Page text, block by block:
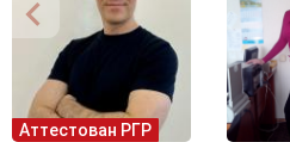
Аттестован РГР